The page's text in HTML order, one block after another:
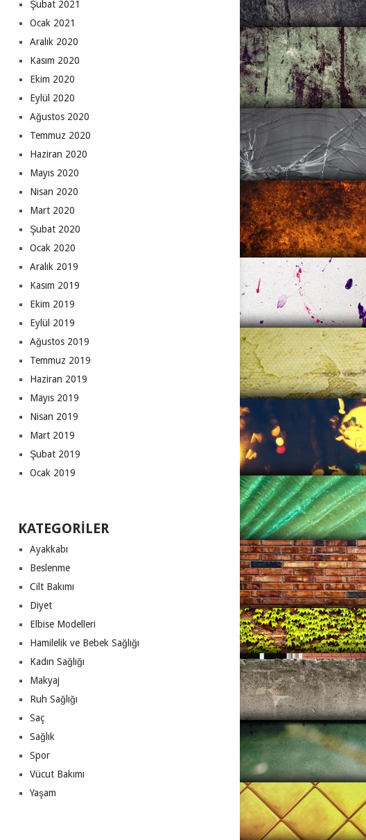
Şubat 2021
Ocak 2021
Aralık 2020
Kasım 2020
Ekim 2020
Eylül 2020
Ağustos 2020
Temmuz 2020
Haziran 2020
Mayıs 2020
Nisan 2020
Mart 2020
Şubat 2020
Ocak 2020
Aralık 2019
Kasım 2019
Ekim 2019
Eylül 2019
Ağustos 2019
Temmuz 2019
Haziran 2019
Mayıs 2019
Nisan 2019
Mart 2019
Şubat 2019
Ocak 2019
KATEGORILER
Ayakkabı
Beslenme
Cilt Bakımı
Diyet
Elbise Modelleri
Hamilelik ve Bebek Sağlığı
Kadın Sağlığı
Makyaj
Ruh Sağlığı
Saç
Sağlık
Spor
Vücut Bakımı
Yaşam